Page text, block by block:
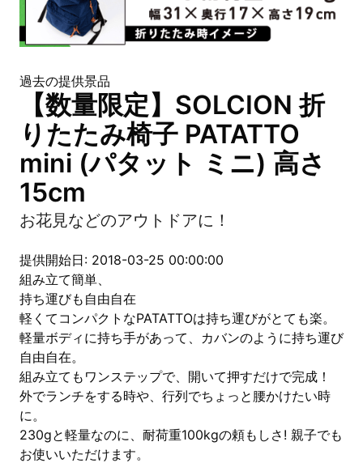
過去の提供景品
【数量限定】SOLCION 折
りたたみ椅子 PATATTO
mini (パタット ミニ) 高さ
15cm
お花見などのアウトドアに！
提供開始日: 2018-03-25 00:00:00
組み立て簡単、
持ち運びも自由自在
軽くてコンパクトなPATATTOは持ち運びがとても楽。
軽量ボディに持ち手があって、カバンのように持ち運び
自由自在。
組み立てもワンステップで、開いて押すだけで完成！
外でランチをする時や、行列でちょっと腰かけたい時
に。
230gと軽量なのに、耐荷重100kgの頼もしさ! 親子でも
お使いいただけます。